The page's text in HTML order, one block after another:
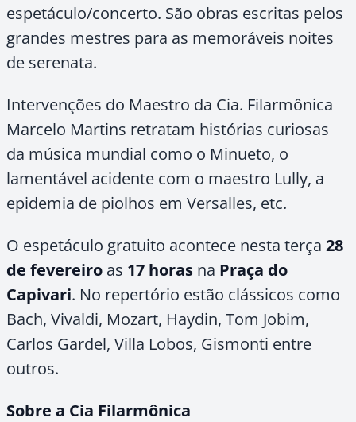
espetáculo/concerto. São obras escritas pelos
grandes mestres para as memoráveis noites
de serenata.
Intervenções do Maestro da Cia. Filarmônica
Marcelo Martins retratam histórias curiosas
da música mundial como o Minueto, o
lamentável acidente com o maestro Lully, a
epidemia de piolhos em Versalles, etc.
O espetáculo gratuito acontece nesta terça 28
de fevereiro as 17 horas na Praça do
Capivari. No repertório estão clássicos como
Bach, Vivaldi, Mozart, Haydin, Tom Jobim,
Carlos Gardel, Villa Lobos, Gismonti entre
outros.
Sobre a Cia Filarmônica